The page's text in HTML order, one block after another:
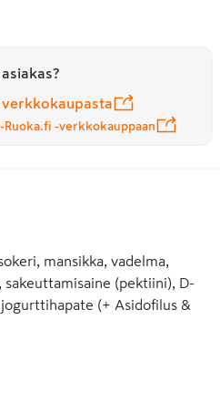
-verkkokauppaan
mansikka, vadelma,
sakeuttamisaine (pektiini), D-
(+ Asidofilus &